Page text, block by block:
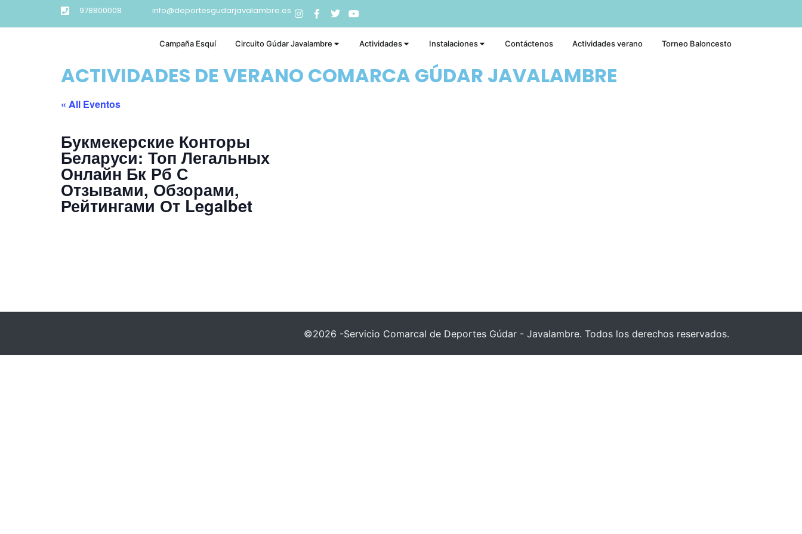
978800008 info@deportesgudarjavalambre.es
Campaña Esquí Circuito Gúdar Javalambre Actividades Instalaciones Contáctenos Actividades verano Torneo Baloncesto
ACTIVIDADES DE VERANO COMARCA GÚDAR JAVALAMBRE
« All Eventos
Букмекерские Конторы
Беларуси: Топ Легальных
Онлайн Бк Рб С
Отзывами, Обзорами,
Рейтингами От Legalbet
©2026 -Servicio Comarcal de Deportes Gúdar - Javalambre. Todos los derechos reservados.